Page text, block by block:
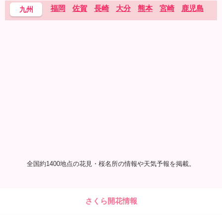
九州 福岡 佐賀 長崎 大分 熊本 宮崎 鹿児島
全国約1400地点の花見・桜名所の情報や天気予報を掲載。
さくら開花情報